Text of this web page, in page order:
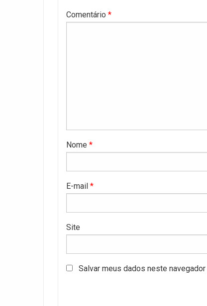
Comentário *
Nome *
E-mail *
Site
Salvar meus dados neste